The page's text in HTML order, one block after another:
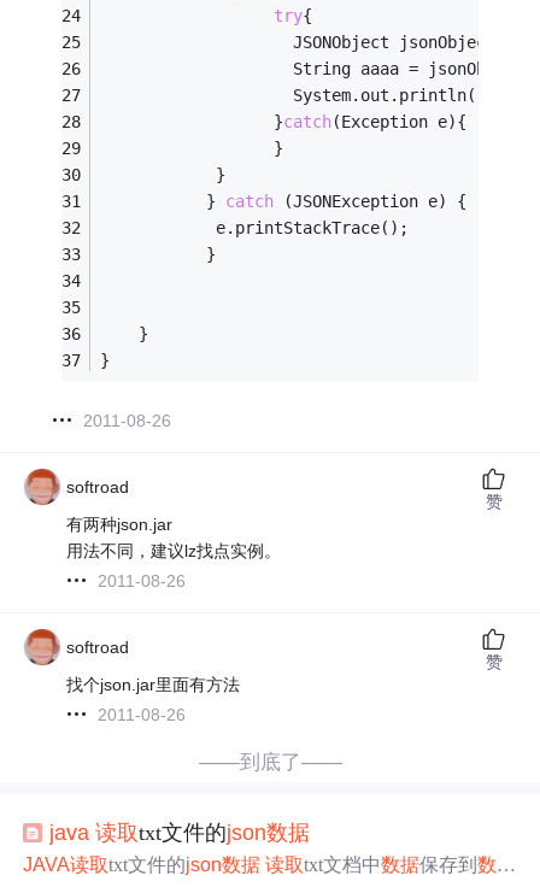
try{
JSONObject
String aaaa =
					System.out.println(
			      }
catch(Exception e){
				  }
		    }
		   }
catch (JSONException e) {
		    e.printStackTrace();
		   }
	}
}
2011-08-26
softroad
有两种json.jar
用法不同，建议lz找点实例。
2011-08-26
赞
softroad
找个json.jar里面有方法
2011-08-26
赞
——到底了——
java 读取txt文件的json数据
JAVA读取txt文件的json数据 读取txt文档中数据保存到数据